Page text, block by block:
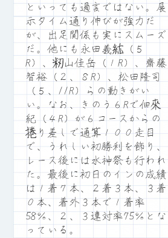
といっても過言ではない。展
示タイム通り伸びが強力だ
が、出足関係も実にスムーズ
だ。他にも永田義紘（５
R）、籾山佳岳（１R）、齋藤
智裕（２、８R）、松田隆司
（５、11R）らの動きがい
い。なお、きのう６Rで佃來
紀（４R）が６コースからの
捲り差しで通算１００走目
で、うれしい初勝利を飾り、
レース後には水神祭も行われ
た。最後に初日のインの成績
は１着７本、２着３本、３着
０本、着外３本で１着率
58％、２、３連対率75％とな
っている。